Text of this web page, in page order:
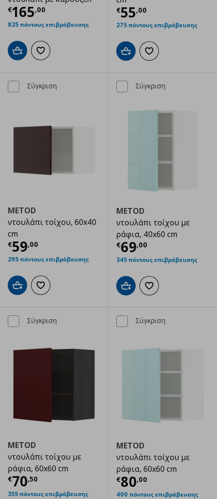
€165,00
Τρέχουσα τιμή € 165,00
825 πόντους επιβράβευσης
Προσθήκη στο καλάθι
Προσθήκη στα αγαπημένα
€55,00
Τρέχουσα
275 πόντους επιβράβευσης
Προσθήκη στο καλάθι
Προσθήκη στα
Σύγκριση
METOD
ντουλάπι τοίχου, 60x40
cm
€59,00
Τρέχουσα τιμή € 59,00
295 πόντους επιβράβευσης
Προσθήκη στο καλάθι
Προσθήκη στα αγαπημένα
Σύγκριση
METOD
ντουλάπι τοίχου με
ράφια, 40x60 cm
€69,00
Τρέχουσα
345 πόντους επιβράβευσης
Προσθήκη στο καλάθι
Προσθήκη στα
Σύγκριση
METOD
ντουλάπι τοίχου με
ράφια, 60x60 cm
€70,50
Τρέχουσα τιμή € 70,50
355 πόντους επιβράβευσης
Σύγκριση
METOD
ντουλάπι τοίχου με
ράφια, 60x60 cm
€80,00
Τρέχουσα
400 πόντους επιβράβευσης